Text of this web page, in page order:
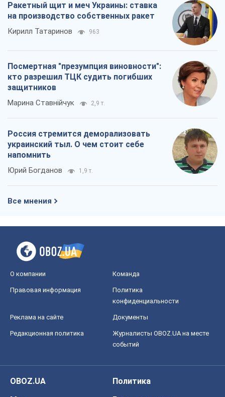
Ракетный щит и меч Украины: ставка
на производство собственных ракет
Кирилл Татаринов 963
Посмертная "презумпция виновности":
кто разрешил ТЦК судить погибших
защитников
Марина Ставнійчук 2,9 т.
Россия стремится деморализовать
украинский тыл. О чем стоит себе
напомнить
Юрий Богданов 1,9 т.
Все мнения
О компании Команда
Правовая информация
Политика
конфиденциальности
Реклама на сайте Документы
Редакционная политика
Журналисты OBOZ.UA на месте
событий
OBOZ.UA
Политика